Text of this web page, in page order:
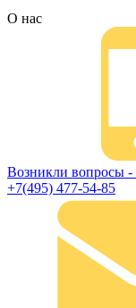
О нас
Возникли вопросы -
+7(495) 477-54-85